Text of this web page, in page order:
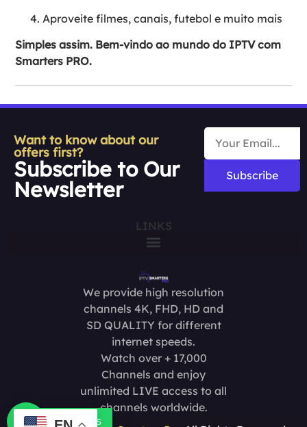
Aproveite filmes, canais, futebol e muito mais
Simples assim. Bem-vindo ao mundo do IPTV com
Smarters PRO.
Want to know about our
offers first?
Subscribe to Our
Newsletter
Subscribe
LINKS
We provide high resolution
channels 4K, FHD, HD and
SD QUALITY for different
internet speeds.
Watch over + 17,000
Channels and enjoy
unlimited LIVE access to all
channels worldwide.
Contact us